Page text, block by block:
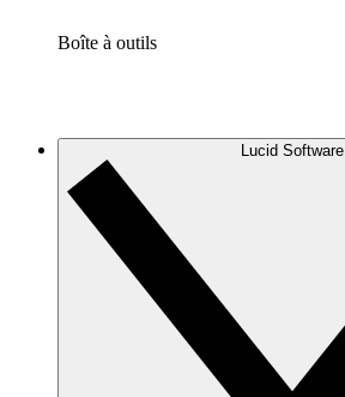
Boîte à outils
Lucid Software